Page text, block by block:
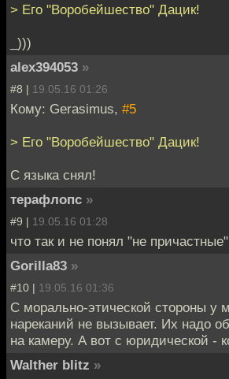
> Его "Воробейшество" Дацик!
_)))
alex394053 »
#8 | 19.05.16 01:26
Кому: Gerasimus, #5
> Его "Воробейшество" Дацик!
С языка снял!
терафлопс »
#9 | 19.05.16 01:28
что так и не понял "не
Gorilla83 »
#10 | 19.05.16 01:36
С морально-этической стороны у
нареканий не вызывает. Их надо
на камеру. А вот с юридической -
Walther blitz »